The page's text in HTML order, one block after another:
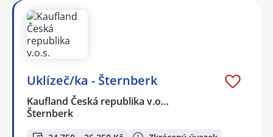
Uklízeč/ka - Šternberk
Kaufland Česká republika v.o…
Šternberk